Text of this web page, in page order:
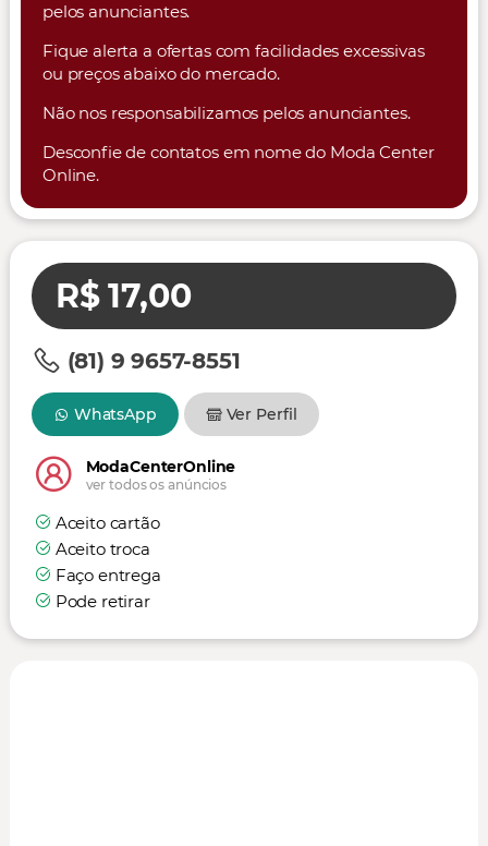
pelos anunciantes.
Fique alerta a ofertas com facilidades excessivas
ou preços abaixo do mercado.
Não nos responsabilizamos pelos anunciantes.
Desconfie de contatos em nome do Moda Center
Online.
R$ 17,00
(81) 9 9657-8551
WhatsApp Ver Perfil
ModaCenterOnline
ver todos os anúncios
Aceito cartão
Aceito troca
Faço entrega
Pode retirar